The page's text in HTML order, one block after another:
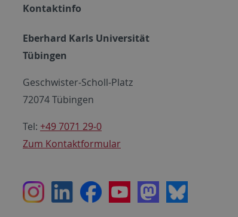
Kontaktinfo
Eberhard Karls Universität
Tübingen
Geschwister-Scholl-Platz
72074 Tübingen
Tel: +49 7071 29-0
Zum Kontaktformular
InstagramLinkedInFacebookYoutubeMastodon
Bluesky